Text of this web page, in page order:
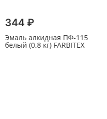
344 ₽
Эмаль алкидная ПФ-115
белый (0.8 кг) FARBITEX